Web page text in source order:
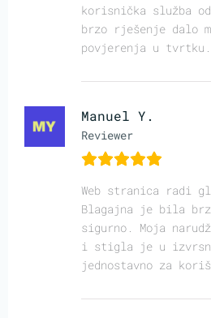
korisnička služba
brzo rješenje dalo
povjerenja u tvrtku.
Manuel Y.
Reviewer
Web stranica radi
Blagajna je bila
sigurno. Moja
i stigla je u
jednostavno za